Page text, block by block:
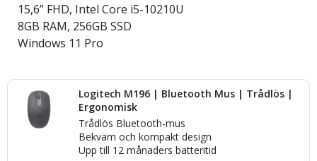
15,6” FHD, Intel Core i5-10210U
8GB RAM, 256GB SSD
Windows 11 Pro
Logitech M196 | Bluetooth Mus | Trådlös |
Ergonomisk
Trådlös Bluetooth-mus
Bekväm och kompakt design
Upp till 12 månaders batteritid